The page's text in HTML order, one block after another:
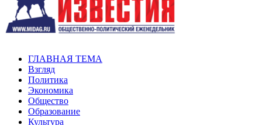
ГЛАВНАЯ ТЕМА
Взгляд
Политика
Экономика
Общество
Образование
Культура